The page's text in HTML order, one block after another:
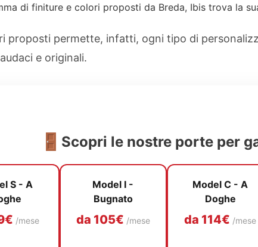
di finiture e colori proposti da Breda, Ibis trova la
proposti permette, infatti, ogni tipo di
e originali.
🚪 Scopri le nostre porte per
S - A
/mese
Model I -
Bugnato
da 105€ /mese
Model C - A
Doghe
da 114€ /mese